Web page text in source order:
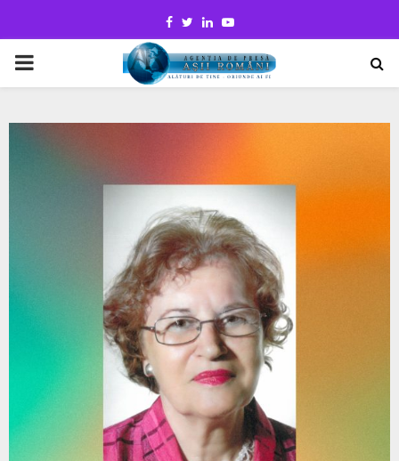
Facebook
TwitterLinkedinYoutube
PRIMARY